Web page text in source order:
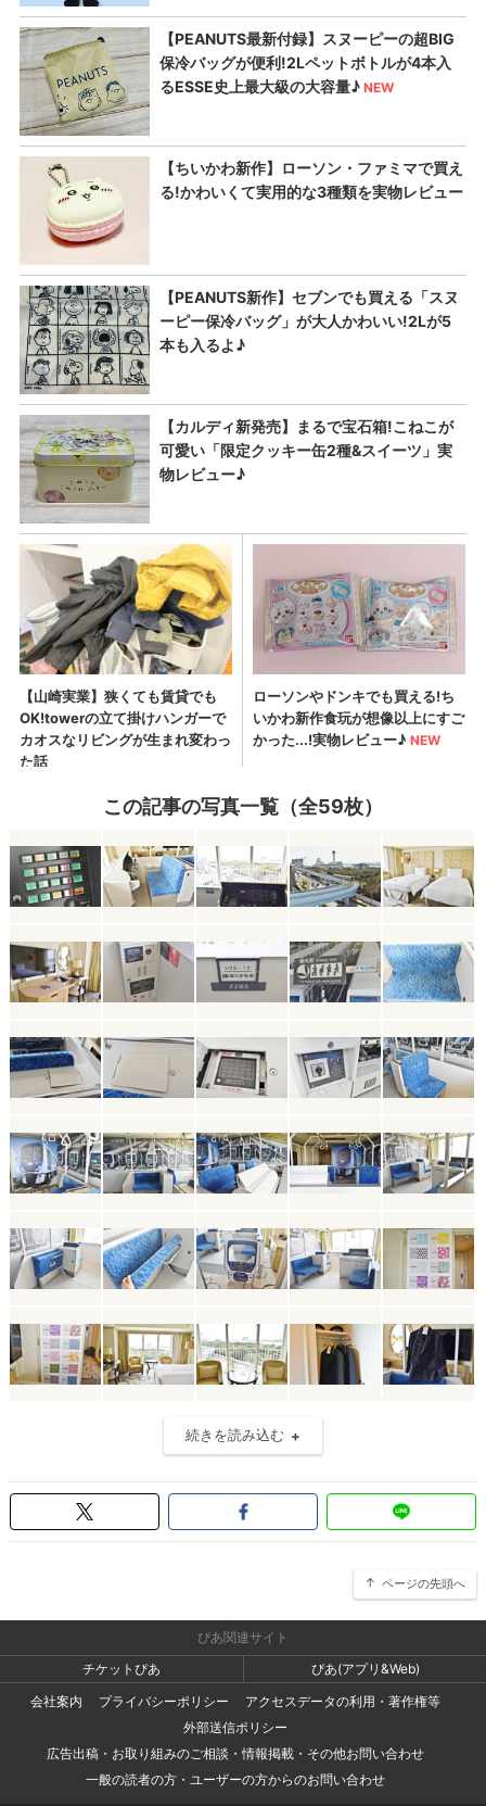
この記事の写真一覧（全59枚）
続きを読み込む
ページの先頭へ
ぴあ関連サイト
チケットぴあ
ぴあ(アプリ&Web)
会社案内
プライバシーポリシー
アクセスデータの利用・著作権等
外部送信ポリシー
広告出稿・お取り組みのご相談・情報掲載・その他お問い合わせ
一般の読者の方・ユーザーの方からのお問い合わせ